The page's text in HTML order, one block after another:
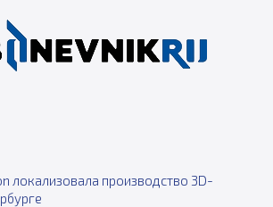
локализовала производство 3D-